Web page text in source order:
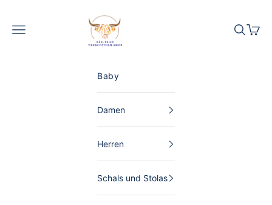
The Scottish Shop Deutschland
Menü Suchen
Baby
Damen
Herren
Schals und Stolas